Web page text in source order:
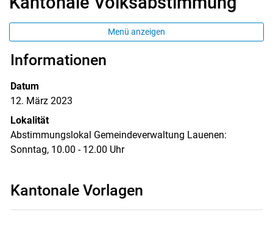
Menü anzeigen
Informationen
Datum
12. März 2023
Lokalität
Abstimmungslokal Gemeindeverwaltung Lauenen:
Sonntag, 10.00 - 12.00 Uhr
Kantonale Vorlagen